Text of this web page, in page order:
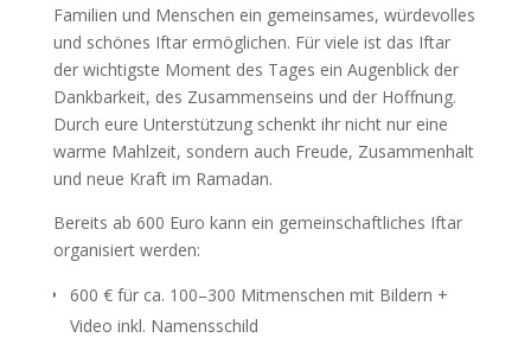
Familien und Menschen ein gemeinsames, würdevolles
und schönes Iftar ermöglichen. Für viele ist das Iftar
der wichtigste Moment des Tages ein Augenblick der
Dankbarkeit, des Zusammenseins und der Hoffnung.
Durch eure Unterstützung schenkt ihr nicht nur eine
warme Mahlzeit, sondern auch Freude, Zusammenhalt
und neue Kraft im Ramadan.
Bereits ab 600 Euro kann ein gemeinschaftliches Iftar
organisiert werden:
600 € für ca. 100–300 Mitmenschen mit Bildern +
Video inkl. Namensschild